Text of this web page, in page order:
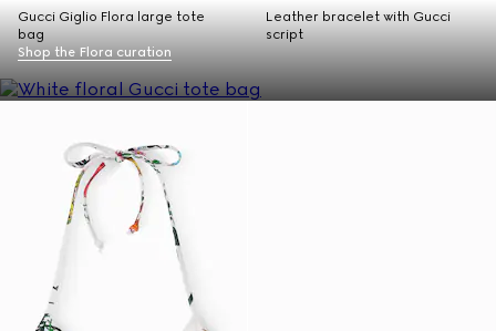
Gucci Giglio Flora large tote
bag
Leather bracelet with Gucci
script
Shop the Flora curation